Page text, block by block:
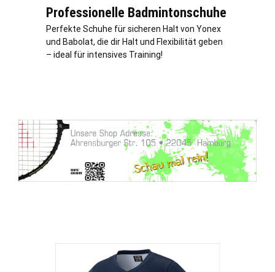
Professionelle Badmintonschuhe
Perfekte Schuhe für sicheren Halt von Yonex
und Babolat, die dir Halt und Flexibilität geben
– ideal für intensives Training!